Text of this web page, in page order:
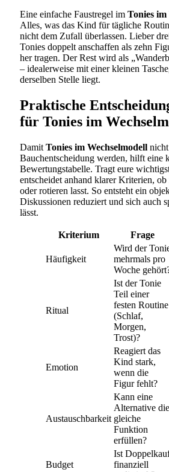
Eine einfache Faustregel im Tonies im
Alles, was das Kind für tägliche
nicht dem Zufall überlassen. Lieber
Tonies doppelt anschaffen als zehn
her tragen. Der Rest wird als
– idealerweise mit einer kleinen
derselben Stelle liegt.
Praktische
für Tonies im
Damit Tonies im Wechselmodell
Bauchentscheidung werden, hilft eine
Bewertungstabelle. Tragt eure
entscheidet anhand klarer Kriterien,
oder rotieren lasst. So entsteht ein
Diskussionen reduziert und sich auch
lässt.
Kriterium Frage
Häufigkeit
Wird der
mehrmals pro
Woche
Ritual
Ist der Tonie
Teil einer
festen Routine
(Schlaf,
Morgen,
Trost)?
Emotion
Reagiert das
Kind stark,
wenn die
Figur fehlt?
Austauschbarkeit
Kann eine
Alternative die
gleiche
Funktion
erfüllen?
Budget
Ist
finanziell